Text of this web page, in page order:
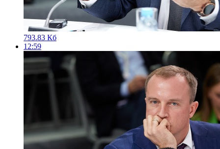
793.83 Кб
12:59